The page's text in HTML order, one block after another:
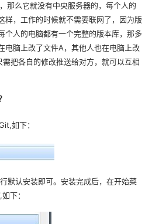
那么它就没有中央服务器的，每个人的
样，工作的时候就不需要联网了，因为版
个人的电脑都有一个完整的版本库，那多
电脑上改了文件A，其他人也在电脑上改
把各自的修改推送给对方，就可以互相
如下：
默认安装即可。安装完成后，在开始菜
下：